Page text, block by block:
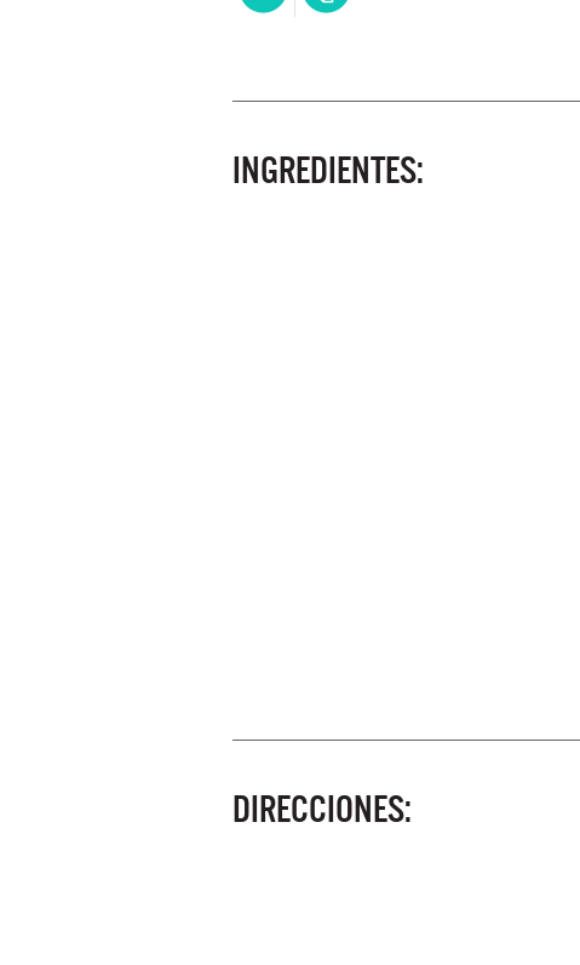
INGREDIENTES:
DIRECCIONES: